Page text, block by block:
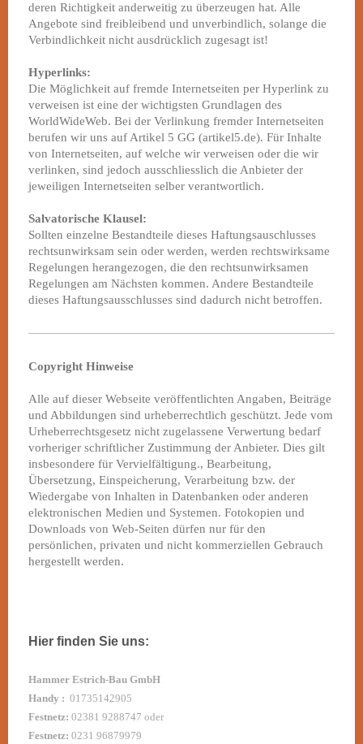
deren Richtigkeit anderweitig zu überzeugen hat. Alle
Angebote sind freibleibend und unverbindlich, solange die
Verbindlichkeit nicht ausdrücklich zugesagt ist!
Hyperlinks:
Die Möglichkeit auf fremde Internetseiten per Hyperlink zu
verweisen ist eine der wichtigsten Grundlagen des
WorldWideWeb. Bei der Verlinkung fremder Internetseiten
berufen wir uns auf Artikel 5 GG (artikel5.de). Für Inhalte
von Internetseiten, auf welche wir verweisen oder die wir
verlinken, sind jedoch ausschliesslich die Anbieter der
jeweiligen Internetseiten selber verantwortlich.
Salvatorische Klausel:
Sollten einzelne Bestandteile dieses Haftungsauschlusses
rechtsunwirksam sein oder werden, werden rechtswirksame
Regelungen herangezogen, die den rechtsunwirksamen
Regelungen am Nächsten kommen. Andere Bestandteile
dieses Haftungsausschlusses sind dadurch nicht betroffen.
Copyright Hinweise
Alle auf dieser Webseite veröffentlichten Angaben, Beiträge
und Abbildungen sind urheberrechtlich geschützt. Jede vom
Urheberrechtsgesetz nicht zugelassene Verwertung bedarf
vorheriger schriftlicher Zustimmung der Anbieter. Dies gilt
insbesondere für Vervielfältigung., Bearbeitung,
Übersetzung, Einspeicherung, Verarbeitung bzw. der
Wiedergabe von Inhalten in Datenbanken oder anderen
elektronischen Medien und Systemen. Fotokopien und
Downloads von Web-Seiten dürfen nur für den
persönlichen, privaten und nicht kommerziellen Gebrauch
hergestellt werden.
Hier finden Sie uns:
Hammer Estrich-Bau GmbH
Handy : 01735142905
Festnetz: 02381 9288747 oder
Festnetz: 0231 96879979